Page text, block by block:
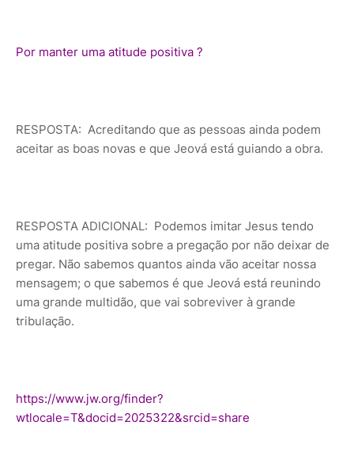
Por manter uma atitude positiva ?
RESPOSTA: Acreditando que as pessoas ainda podem
aceitar as boas novas e que Jeová está guiando a obra.
RESPOSTA ADICIONAL: Podemos imitar Jesus tendo
uma atitude positiva sobre a pregação por não deixar de
pregar. Não sabemos quantos ainda vão aceitar nossa
mensagem; o que sabemos é que Jeová está reunindo
uma grande multidão, que vai sobreviver à grande
tribulação.
https://www.jw.org/finder?
wtlocale=T&docid=2025322&srcid=share